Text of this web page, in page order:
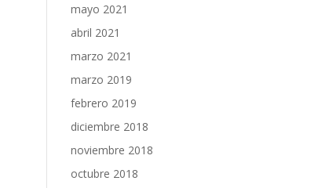
mayo 2021
abril 2021
marzo 2021
marzo 2019
febrero 2019
diciembre 2018
noviembre 2018
octubre 2018